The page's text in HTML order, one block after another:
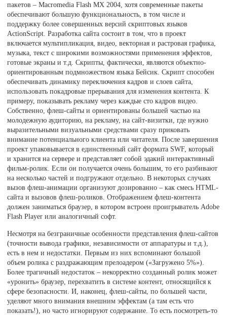
пакетов – Macromedia Flash MX 2004, хотя современные пакеты
обеспечивают большую функциональность, в том числе и
поддержку более совершенных версий скриптовых языков
ActionScript. Разработка сайта состоит в том, что в проект
включается мультипликация, видео, векторная и растровая графика,
музыка, текст с широкими возможностями применения эффектов,
готовые экраны и т.д. Скрипты, фактически, являются объектно-
ориентированным подмножеством языка Бейсик. Скрипт способен
обеспечивать динамику переключения кадров и слоев сайта,
использовать покадровые прерывания для изменения контента. К
примеру, показывать рекламу через каждые сто кадров видео.
Собственно, флеш-сайты и ориентированы большей частью на
молодежную аудиторию, на рекламу, на сайт-визитки, где нужно
выразительными визуальными средствами сразу приковать
внимание потенциального клиента или читателя. После завершения
проект упаковывается в единственный сайт формата SWF, который
и хранится на сервере и представляет собой эдакий интерактивный
фильм-ролик. Если он получается очень большим, то его разбивают
на несколько частей и подгружают отдельно. В некоторых случаях
вызов флеш-анимации организуют дозированно – как смесь HTML-
сайта и вызовов флеш-роликов. Отображением флеш-контента
должен заниматься браузер, в котором встроен проигрыватель Adobe
Flash Player или аналогичный софт.
Несмотря на безграничные особенности представления флеш-сайтов
(точности вывода графики, независимости от аппаратуры и т.д.),
есть в нем и недостатки. Первым из них вспоминают большой
объем ролика с раздражающим прелоадером («Загружено 5%»).
Более трагичный недостаток – некорректно созданный ролик может
«уронить» браузер, перехватить в системе контент, относящийся к
сфере безопасности. И, наконец, флеш-сайты, по большей части,
уделяют много внимания внешним эффектам (а там есть что
показать!), но часто игнорируют содержание. То есть посмотреть-то